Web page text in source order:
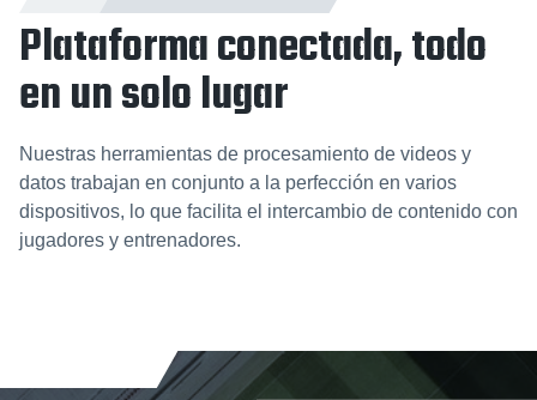
Plataforma conectada, todo
en un solo lugar
Nuestras herramientas de procesamiento de videos y
datos trabajan en conjunto a la perfección en varios
dispositivos, lo que facilita el intercambio de contenido con
jugadores y entrenadores.